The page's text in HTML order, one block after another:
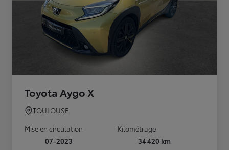
Toyota Aygo X
TOULOUSE
Mise en circulation
07-2023
Kilométrage
34 420 km